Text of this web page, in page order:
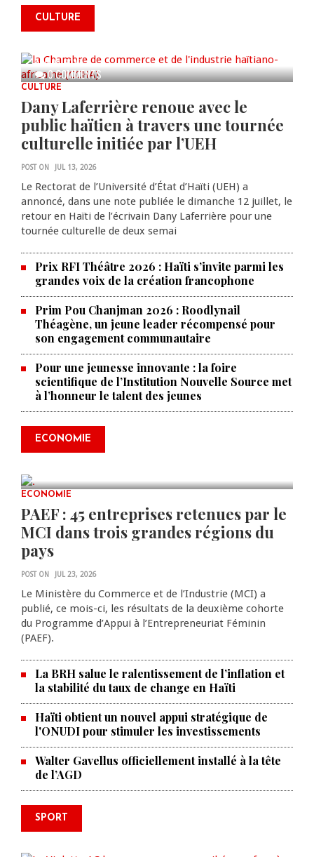
CULTURE
0 COMMENTS
commémorer le 235e
anniversaire de la cérémonie du
AUG 05, 2026
CULTURE
Dany Laferrière renoue avec le
public haïtien à travers une tournée
culturelle initiée par l’UEH
POST ON JUL 13, 2026
Le Rectorat de l’Université d’État d’Haïti (UEH) a
annoncé, dans une note publiée le dimanche 12 juillet, le
retour en Haïti de l’écrivain Dany Laferrière pour une
tournée culturelle de deux semai
Prix RFI Théâtre 2026 : Haïti s’invite parmi les
grandes voix de la création francophone
Prim Pou Chanjman 2026 : Roodlynail
Théagène, un jeune leader récompensé pour
son engagement communautaire
Pour une jeunesse innovante : la foire
scientifique de l’Institution Nouvelle Source met
à l’honneur le talent des jeunes
ECONOMIE
0 COMMENTS
Produire le savoir pour
transformer Haïti : BRH lance la
2ᵉ édition de ses Journées
scientifiques
ECONOMIE
PAEF : 45 entreprises retenues par le
MCI dans trois grandes régions du
pays
POST ON JUL 23, 2026
Le Ministère du Commerce et de l’Industrie (MCI) a
publié, ce mois-ci, les résultats de la deuxième cohorte
du Programme d’Appui à l’Entrepreneuriat Féminin
(PAEF).
La BRH salue le ralentissement de l’inflation et
la stabilité du taux de change en Haïti
Haïti obtient un nouvel appui stratégique de
l'ONUDI pour stimuler les investissements
Walter Gavellus officiellement installé à la tête
de l’AGD
SPORT
Le Violette AC lance sa campagne